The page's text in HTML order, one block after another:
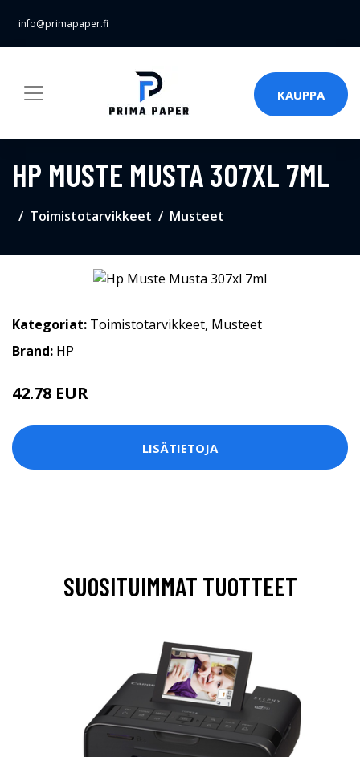
info@primapaper.fi
KAUPPA
HP MUSTE MUSTA 307XL 7ML
Toimistotarvikkeet Musteet
Kategoriat: Toimistotarvikkeet, Musteet
Brand: HP
42.78 EUR
LISÄTIETOJA
SUOSITUIMMAT TUOTTEET